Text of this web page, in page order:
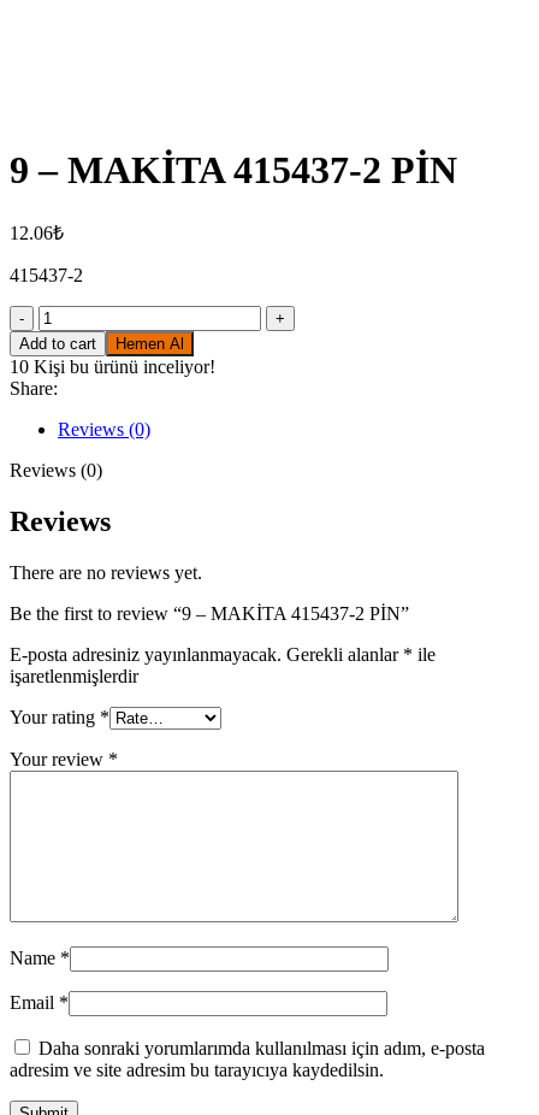
9 – MAKİTA 415437-2 PİN
12.06₺
415437-2
9
-
MAKİTA
415437-
2
PİN
quantity
Add to cart Hemen Al
10 Kişi bu ürünü inceliyor!
Share:
Reviews (0)
Reviews (0)
Reviews
There are no reviews yet.
Be the first to review “9 – MAKİTA 415437-2 PİN”
E-posta adresiniz yayınlanmayacak. Gerekli alanlar * ile
işaretlenmişlerdir
Your rating *
Your review *
Name *
Email *
Daha sonraki yorumlarımda kullanılması için adım, e-posta
adresim ve site adresim bu tarayıcıya kaydedilsin.